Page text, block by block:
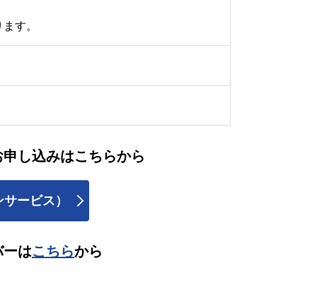
す。
し込みはこちらから
ービス）
ーはこちらから